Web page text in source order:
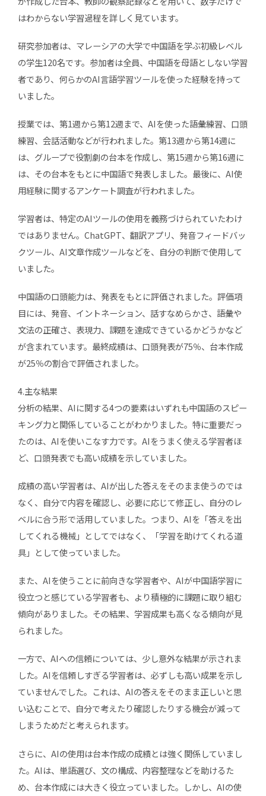
はわからない学習過程を詳しく見ています。
研究参加者は、マレーシアの大学で中国語を学ぶ初級レベル
の学生120名です。参加者は全員、中国語を母語としない学習
者であり、何らかのAI言語学習ツールを使った経験を持って
いました。
授業では、第1週から第12週まで、AIを使った語彙練習、口頭
練習、会話活動などが行われました。第13週から第14週に
は、グループで役割劇の台本を作成し、第15週から第16週に
は、その台本をもとに中国語で発表しました。最後に、AI使
用経験に関するアンケート調査が行われました。
学習者は、特定のAIツールの使用を義務づけられていたわけ
ではありません。ChatGPT、翻訳アプリ、発音フィードバッ
クツール、AI文章作成ツールなどを、自分の判断で使用して
いました。
中国語の口頭能力は、発表をもとに評価されました。評価項
目には、発音、イントネーション、話すなめらかさ、語彙や
文法の正確さ、表現力、課題を達成できているかどうかなど
が含まれています。最終成績は、口頭発表が75％、台本作成
が25％の割合で評価されました。
4.主な結果
分析の結果、AIに関する4つの要素はいずれも中国語のスピー
キング力と関係していることがわかりました。特に重要だっ
たのは、AIを使いこなす力です。AIをうまく使える学習者ほ
ど、口頭発表でも高い成績を示していました。
成績の高い学習者は、AIが出した答えをそのまま使うのでは
なく、自分で内容を確認し、必要に応じて修正し、自分のレ
ベルに合う形で活用していました。つまり、AIを「答えを出
してくれる機械」としてではなく、「学習を助けてくれる道
具」として使っていました。
また、AIを使うことに前向きな学習者や、AIが中国語学習に
役立つと感じている学習者も、より積極的に課題に取り組む
傾向がありました。その結果、学習成果も高くなる傾向が見
られました。
一方で、AIへの信頼については、少し意外な結果が示されま
した。AIを信頼しすぎる学習者は、必ずしも高い成果を示し
ていませんでした。これは、AIの答えをそのまま正しいと思
い込むことで、自分で考えたり確認したりする機会が減って
しまうためだと考えられます。
さらに、AIの使用は台本作成の成績とは強く関係していまし
た。AIは、単語選び、文の構成、内容整理などを助けるた
め、台本作成には大きく役立っていました。しかし、AIの使